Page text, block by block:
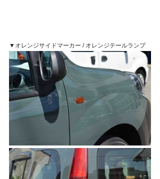
▼オレンジサイドマーカー / オレンジテールランプ